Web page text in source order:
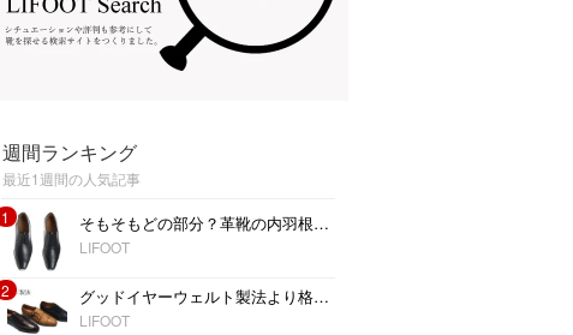
週間ランキング
最近1週間の人気記事
1
そもそもどの部分？革靴の内羽根と外羽根とは
LIFOOT
2 グッドイヤーウェルト製法より格下？気になるマッケイ製法のこと
LIFOOT